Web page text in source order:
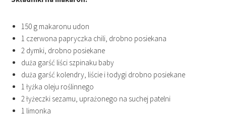
150 g makaronu udon
1 czerwona papryczka chili, drobno posiekana
2 dymki, drobno posiekane
duża garść liści szpinaku baby
duża garść kolendry, liście i łodygi drobno posiekane
1 łyżka oleju roślinnego
2 łyżeczki sezamu, uprażonego na suchej patelni
1 limonka